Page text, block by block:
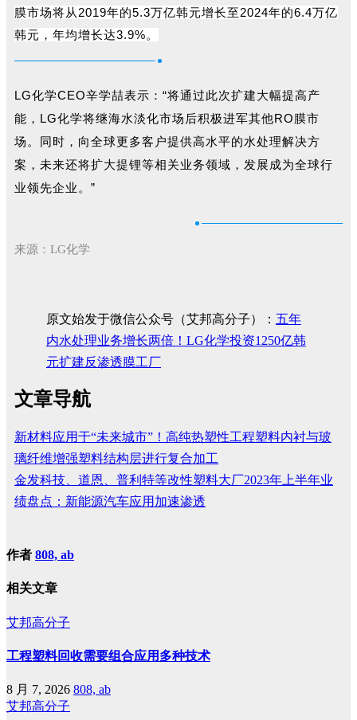
膜市场将从2019年的5.3万亿韩元增长至2024年的6.4万亿
韩元，年均增长达3.9%。
LG化学CEO辛学喆表示：“将通过此次扩建大幅提高产
能，LG化学将继海水淡化市场后积极进军其他RO膜市
场。同时，向全球更多客户提供高水平的水处理解决方
案，未来还将扩大提锂等相关业务领域，发展成为全球行
业领先企业。”
来源：LG化学
原文始发于微信公众号（艾邦高分子）： 五年
内水处理业务增长两倍！LG化学投资1250亿韩
元扩建反渗透膜工厂
文章导航
新材料应用于“未来城市”！高纯热塑性工程塑料内衬与玻
璃纤维增强塑料结构层进行复合加工
金发科技、道恩、普利特等改性塑料大厂2023年上半年业
绩盘点：新能源汽车应用加速渗透
作者 808, ab
相关文章
艾邦高分子
工程塑料回收需要组合应用多种技术
8 月 7, 2026 808, ab
艾邦高分子